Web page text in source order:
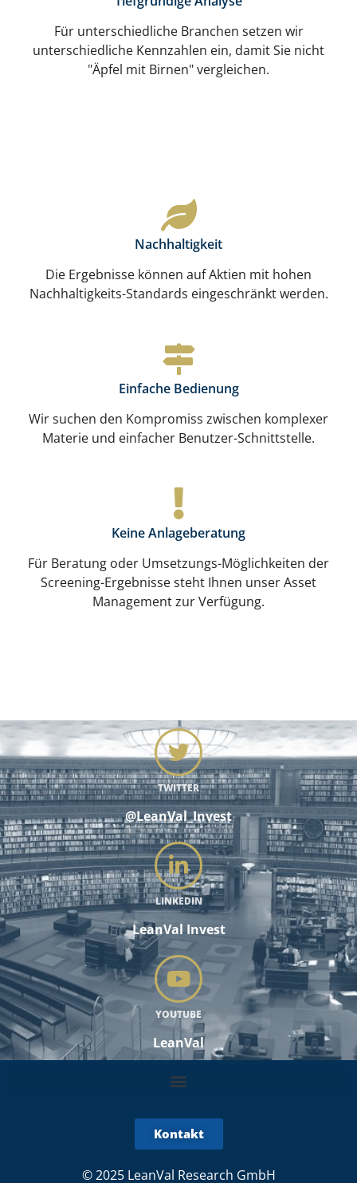
Für unterschiedliche Branchen setzen wir
unterschiedliche Kennzahlen ein, damit Sie nicht
"Äpfel mit Birnen" vergleichen.
Nachhaltigkeit
Die Ergebnisse können auf Aktien mit hohen
Nachhaltigkeits-Standards eingeschränkt werden.
Einfache Bedienung
Wir suchen den Kompromiss zwischen komplexer
Materie und einfacher Benutzer-Schnittstelle.
Keine Anlageberatung
Für Beratung oder Umsetzungs-Möglichkeiten der
Screening-Ergebnisse steht Ihnen unser Asset
Management zur Verfügung.
TWITTER
@LeanVal_Invest
LINKEDIN
LeanVal Invest
YOUTUBE
LeanVal
Kontakt
© 2025 LeanVal Research GmbH